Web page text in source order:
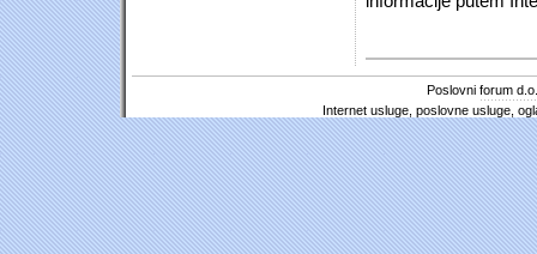
Poslovni forum
Internet usluge, poslovne usluge,